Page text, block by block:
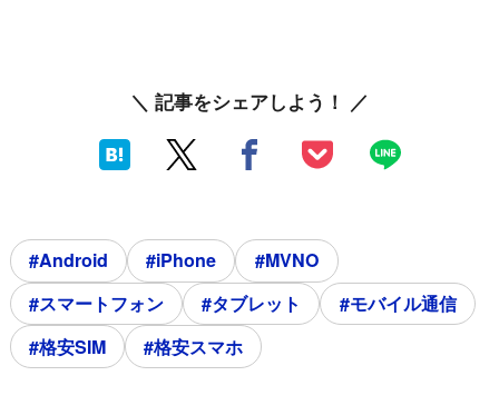
＼ 記事をシェアしよう！ ／
#Android #iPhone
#MVNO
#スマートフォン
#タブレット
#モバイル通信
#格安SIM
#格安スマホ